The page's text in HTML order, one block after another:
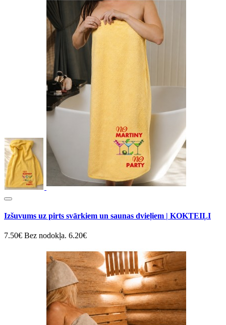
Izšuvums uz pirts svārkiem un saunas dvieļiem | KOKTEIĻI
7.50€ Bez nodokļa. 6.20€